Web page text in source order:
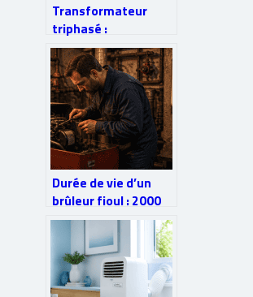
Transformateur
triphasé :
fonctionnement,
schémas de
couplage et choix en
pratique
Durée de vie d’un
brûleur fioul : 2000
heures de service,
entretien annuel et
signes de fin de vie